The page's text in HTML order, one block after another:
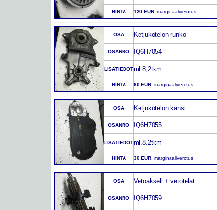
HINTA 120 EUR , marginaaliverotus
OSA Ketjukotelon runko
OSANRO IQ6H7054
LISÄTIEDOTml.8,2tkm
HINTA 60 EUR , marginaaliverotus
OSA Ketjukotelon kansi
OSANRO IQ6H7055
LISÄTIEDOTml.8,2tkm
HINTA 30 EUR , marginaaliverotus
OSA Vetoakseli + vetotelat
OSANRO IQ6H7059